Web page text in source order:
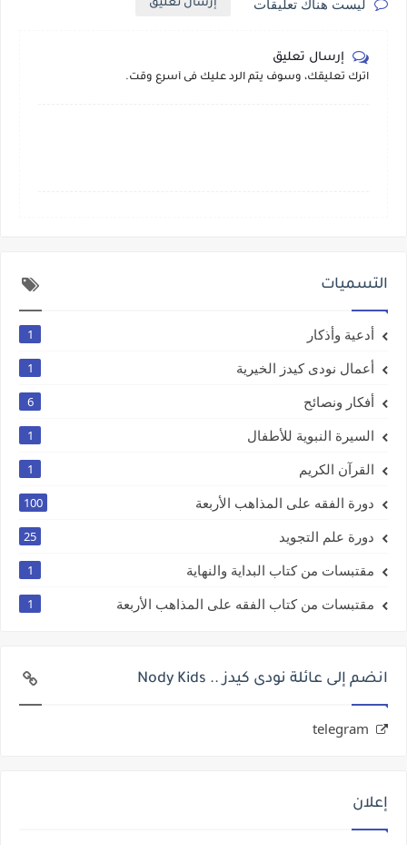
ليست هناك تعليقات إرسال تعليق
إرسال تعليق
اترك تعليقك، وسوف يتم الرد عليك فى أسرع وقت.
التسميات
أدعية وأذكار 1
أعمال نودى كيدز الخيرية 1
أفكار ونصائح 6
السيرة النبوية للأطفال 1
القرآن الكريم 1
دورة الفقه على المذاهب الأربعة 100
دورة علم التجويد 25
مقتبسات من كتاب البداية والنهاية 1
مقتبسات من كتاب الفقه على المذاهب الأربعة 1
انضم إلى عائلة نودى كيدز .. Nody Kids
telegram
إعلان